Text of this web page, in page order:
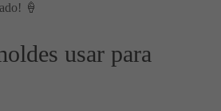
🍦
usar para